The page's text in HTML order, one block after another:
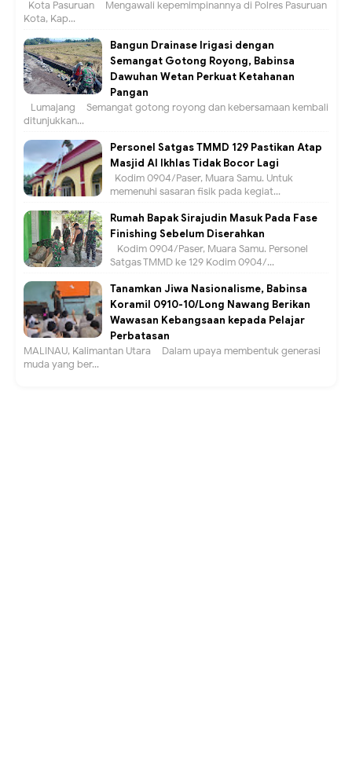
Kota Pasuruan – Mengawali kepemimpinannya di Polres Pasuruan
Kota, Kap...
Bangun Drainase Irigasi dengan
Semangat Gotong Royong, Babinsa
Dawuhan Wetan Perkuat Ketahanan
Pangan
Lumajang – Semangat gotong royong dan kebersamaan kembali
ditunjukkan...
Personel Satgas TMMD 129 Pastikan Atap
Masjid Al Ikhlas Tidak Bocor Lagi
Kodim 0904/Paser, Muara Samu. Untuk
memenuhi sasaran fisik pada kegiat...
Rumah Bapak Sirajudin Masuk Pada Fase
Finishing Sebelum Diserahkan
Kodim 0904/Paser, Muara Samu. Personel
Satgas TMMD ke 129 Kodim 0904/...
Tanamkan Jiwa Nasionalisme, Babinsa
Koramil 0910-10/Long Nawang Berikan
Wawasan Kebangsaan kepada Pelajar
Perbatasan
MALINAU, Kalimantan Utara – Dalam upaya membentuk generasi
muda yang ber...